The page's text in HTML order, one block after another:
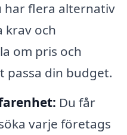
har flera alternativ
krav och
om pris och
din budget.
Du får
varje företags